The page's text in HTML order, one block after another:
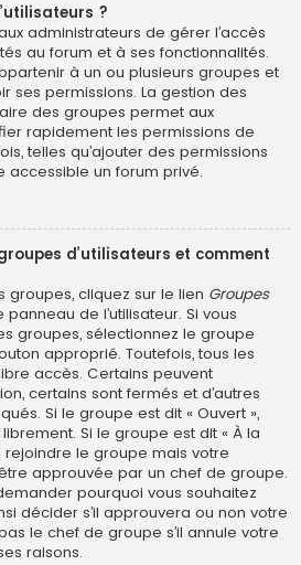
?
administrateurs de gérer l’accès
au forum et à ses fonctionnalités.
à un ou plusieurs groupes et
ses permissions. La gestion des
des groupes permet aux
rapidement les permissions de
telles qu’ajouter des permissions
un forum privé.
d’utilisateurs et comment
groupes, cliquez sur le lien Groupes
de l’utilisateur. Si vous
groupes, sélectionnez le groupe
approprié. Toutefois, tous les
accès. Certains peuvent
certains sont fermés et d’autres
Si le groupe est dit « Ouvert »,
Si le groupe est dit « À la
rejoindre le groupe mais votre
approuvée par un chef de groupe.
pourquoi vous souhaitez
décider s’il approuvera ou non votre
le chef de groupe s’il annule votre
raisons.